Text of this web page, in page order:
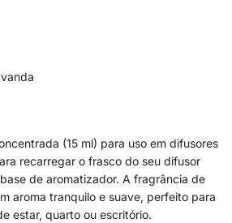
(15 ml) para uso em difusores
recarregar o frasco do seu difusor
de aromatizador. A fragrância de
aroma tranquilo e suave, perfeito para
estar, quarto ou escritório.